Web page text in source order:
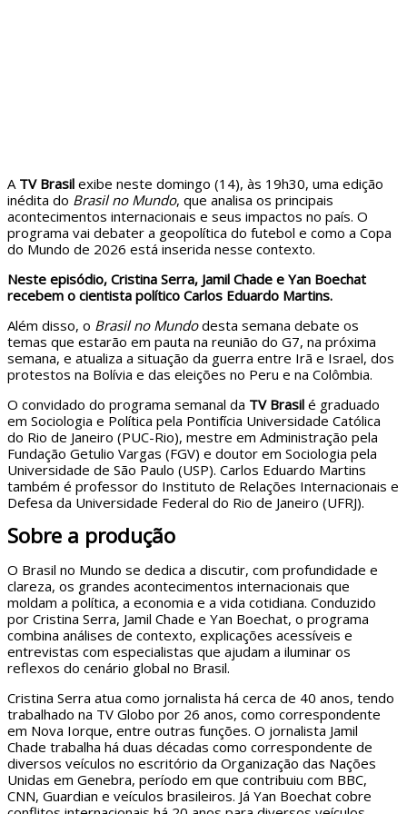
A TV Brasil exibe neste domingo (14), às 19h30, uma edição
inédita do Brasil no Mundo, que analisa os principais
acontecimentos internacionais e seus impactos no país. O
programa vai debater a geopolítica do futebol e como a Copa
do Mundo de 2026 está inserida nesse contexto.
Neste episódio, Cristina Serra, Jamil Chade e Yan Boechat
recebem o cientista político Carlos Eduardo Martins.
Além disso, o Brasil no Mundodesta semana debate os
temas que estarão em pauta na reunião do G7, na próxima
semana, e atualiza a situação da guerra entre Irã e Israel, dos
protestos na Bolívia e das eleições no Peru e na Colômbia.
O convidado do programa semanal da TV Brasil é graduado
em Sociologia e Política pela Pontifícia Universidade Católica
do Rio de Janeiro (PUC-Rio), mestre em Administração pela
Fundação Getulio Vargas (FGV) e doutor em Sociologia pela
Universidade de São Paulo (USP). Carlos Eduardo Martins
também é professor do Instituto de Relações Internacionais e
Defesa da Universidade Federal do Rio de Janeiro (UFRJ).
Sobre a produção
O Brasil no Mundo se dedica a discutir, com profundidade e
clareza, os grandes acontecimentos internacionais que
moldam a política, a economia e a vida cotidiana. Conduzido
por Cristina Serra, Jamil Chade e Yan Boechat, o programa
combina análises de contexto, explicações acessíveis e
entrevistas com especialistas que ajudam a iluminar os
reflexos do cenário global no Brasil.
Cristina Serra atua como jornalista há cerca de 40 anos, tendo
trabalhado na TV Globo por 26 anos, como correspondente
em Nova Iorque, entre outras funções. O jornalista Jamil
Chade trabalha há duas décadas como correspondente de
diversos veículos no escritório da Organização das Nações
Unidas em Genebra, período em que contribuiu com BBC,
CNN, Guardian e veículos brasileiros. Já Yan Boechat cobre